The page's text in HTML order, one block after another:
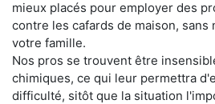
mieux placés pour employer des
contre les cafards de maison, sans
votre famille.
Nos pros se trouvent être
chimiques, ce qui leur permettra
difficulté, sitôt que la situation